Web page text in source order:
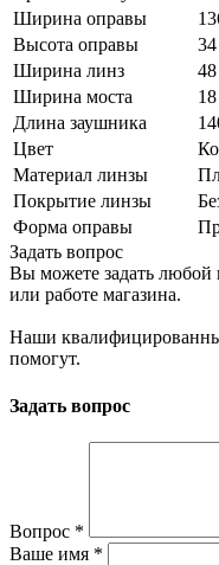
Ширина оправы
Высота оправы
Ширина линз
Ширина моста
Длина заушника
Цвет
Материал линзы
Покрытие линзы
Форма оправы
Задать вопрос
Вы можете задать любой
или работе магазина.
Наши
помогут.
Задать вопрос
Вопрос *
Ваше имя *